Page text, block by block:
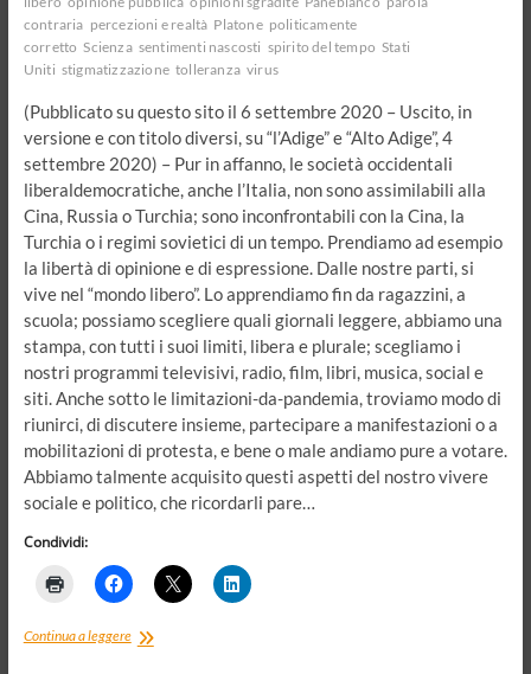
contraria percezioni e realtà Platone politicamente
corretto Scienza sentimenti nascosti spirito del tempo Stati
Uniti stigmatizzazione tolleranza virus
(Pubblicato su questo sito il 6 settembre 2020 – Uscito, in
versione e con titolo diversi, su “l’Adige” e “Alto Adige”, 4
settembre 2020) – Pur in affanno, le società occidentali
liberaldemocratiche, anche l’Italia, non sono assimilabili alla
Cina, Russia o Turchia; sono inconfrontabili con la Cina, la
Turchia o i regimi sovietici di un tempo. Prendiamo ad esempio
la libertà di opinione e di espressione. Dalle nostre parti, si
vive nel “mondo libero”. Lo apprendiamo fin da ragazzini, a
scuola; possiamo scegliere quali giornali leggere, abbiamo una
stampa, con tutti i suoi limiti, libera e plurale; scegliamo i
nostri programmi televisivi, radio, film, libri, musica, social e
siti. Anche sotto le limitazioni-da-pandemia, troviamo modo di
riunirci, di discutere insieme, partecipare a manifestazioni o a
mobilitazioni di protesta, e bene o male andiamo pure a votare.
Abbiamo talmente acquisito questi aspetti del nostro vivere
sociale e politico, che ricordarli pare…
Condividi:
Continua a leggereDemocrazia